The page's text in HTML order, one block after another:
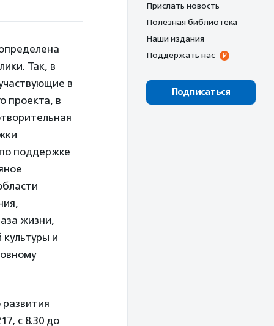
Так, в
в
проекта, в
поддержке
жизни,
и
с 8.30 до
Прислать новость
Полезная библиотека
Наши издания
Поддержать нас
Подписаться